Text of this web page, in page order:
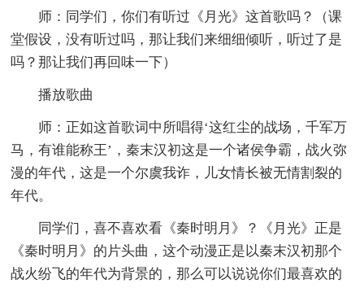
师：同学们，你们有听过《月光》这首歌吗？（课
堂假设，没有听过吗，那让我们来细细倾听，听过了是
吗？那让我们再回味一下）
播放歌曲
师：正如这首歌词中所唱得‘这红尘的战场，千军万
马，有谁能称王’，秦末汉初这是一个诸侯争霸，战火弥
漫的年代，这是一个尔虞我诈，儿女情长被无情割裂的
年代。
同学们，喜不喜欢看《秦时明月》？《月光》正是
《秦时明月》的片头曲，这个动漫正是以秦末汉初那个
战火纷飞的年代为背景的，那么可以说说你们最喜欢的